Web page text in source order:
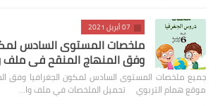
07 أبريل 2021
ملخصات المستوى السادس
وفق المنهاج المنقح في ملف
جميع ملخصات المستوى السادس لمكون الجغرافيا وفق
موقع همام التربوي تحميل الملخصات في ملف وا…